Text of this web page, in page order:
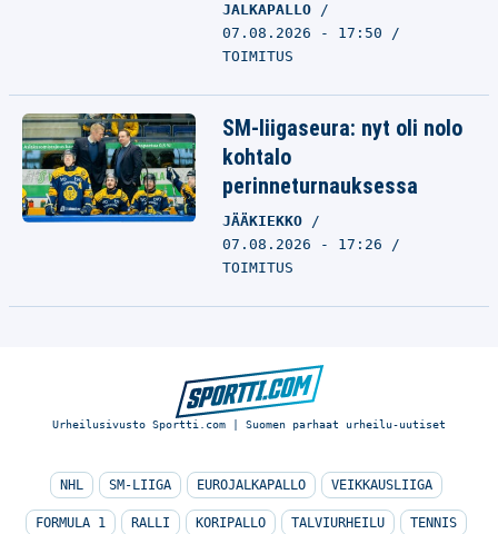
JALKAPALLO
07.08.2026 - 17:50
TOIMITUS
SM-liigaseura: nyt oli nolo
kohtalo
perinneturnauksessa
JÄÄKIEKKO
07.08.2026 - 17:26
TOIMITUS
Urheilusivusto Sportti.com | Suomen parhaat urheilu-uutiset
NHL SM-LIIGA EUROJALKAPALLO VEIKKAUSLIIGA
FORMULA 1 RALLI KORIPALLO TALVIURHEILU TENNIS